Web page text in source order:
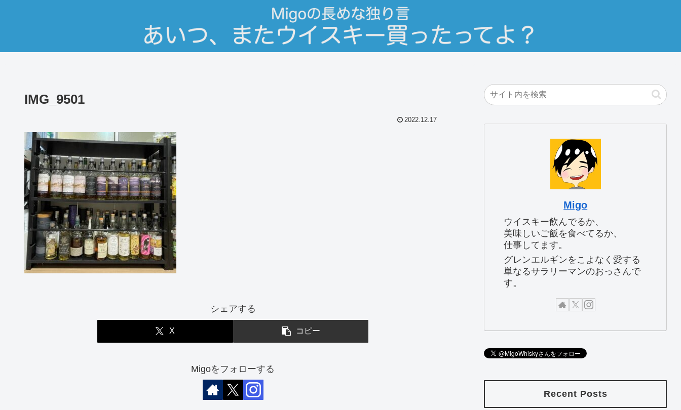
IMG_9501
2022.12.17
シェアする
X コピー
Migoをフォローする
Migo
ウイスキー飲んでるか、
美味しいご飯を食べてるか、
仕事してます。
グレンエルギンをこよなく愛する
単なるサラリーマンのおっさんで
す。
Recent Posts